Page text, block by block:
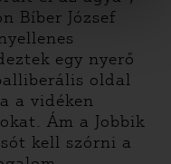
Bíber József
egy nyerő
oldal
a vidéken
Ám a Jobbik
kell szórni a